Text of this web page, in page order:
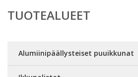
TUOTEALUEET
Alumiinipäällysteiset puuikkunat